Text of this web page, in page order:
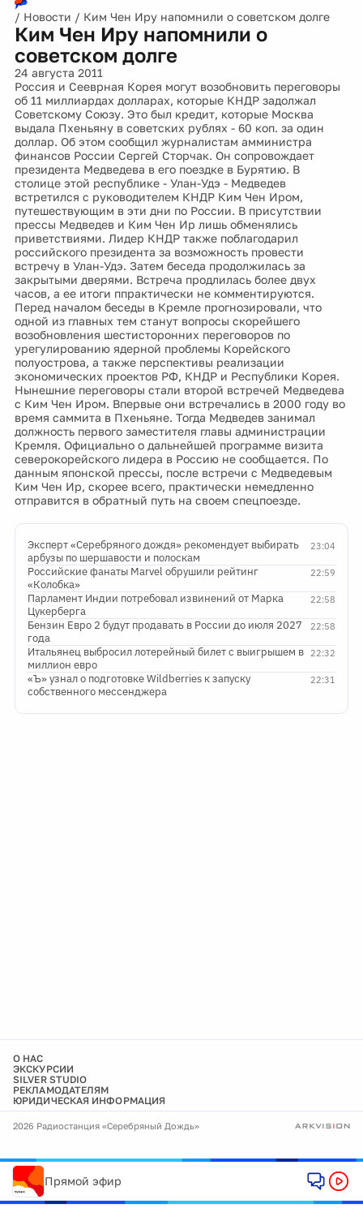
/ Новости / Ким Чен Иру напомнили о советском долге
Ким Чен Иру напомнили о
советском долге
24 августа 2011
Россия и Сееврная Корея могут возобновить переговоры
об 11 миллиардах долларах, которые КНДР задолжал
Советскому Союзу. Это был кредит, которые Москва
выдала Пхеньяну в советских рублях - 60 коп. за один
доллар. Об этом сообщил журналистам амминистра
финансов России Сергей Сторчак. Он сопровождает
президента Медведева в его поездке в Бурятию. В
столице этой республике - Улан-Удэ - Медведев
встретился с руководителем КНДР Ким Чен Иром,
путешествующим в эти дни по России. В присутствии
прессы Медведев и Ким Чен Ир лишь обменялись
приветствиями. Лидер КНДР также поблагодарил
российского президента за возможность провести
встречу в Улан-Удэ. Затем беседа продолжилась за
закрытыми дверями. Встреча продлилась более двух
часов, а ее итоги ппрактически не комментируются.
Перед началом беседы в Кремле прогнозировали, что
одной из главных тем станут вопросы скорейшего
возобновления шестисторонних переговоров по
урегулированию ядерной проблемы Корейского
полуострова, а также перспективы реализации
экономических проектов РФ, КНДР и Республики Корея.
Нынешние переговоры стали второй встречей Медведева
с Ким Чен Иром. Впервые они встречались в 2000 году во
время саммита в Пхеньяне. Тогда Медведев занимал
должность первого заместителя главы администрации
Кремля. Официально о дальнейшей программе визита
северокорейского лидера в Россию не сообщается. По
данным японской прессы, после встречи с Медведевым
Ким Чен Ир, скорее всего, практически немедленно
отправится в обратный путь на своем спецпоезде.
23:04
Эксперт «Серебряного дождя» рекомендует выбирать
арбузы по шершавости и полоскам
22:59
Российские фанаты Marvel обрушили рейтинг
«Колобка»
22:58
Парламент Индии потребовал извинений от Марка
Цукерберга
22:58
Бензин Евро 2 будут продавать в России до июля 2027
года
22:32
Итальянец выбросил лотерейный билет с выигрышем в
миллион евро
22:31
«Ъ» узнал о подготовке Wildberries к запуску
собственного мессенджера
О НАС
ЭКСКУРСИИ
SILVER STUDIO
РЕКЛАМОДАТЕЛЯМ
ЮРИДИЧЕСКАЯ ИНФОРМАЦИЯ
2026 Радиостанция «Серебряный Дождь»
Прямой эфир